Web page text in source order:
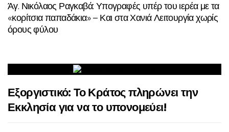
Άγ. Νικόλαος Ραγκαβά: Υπογραφές υπέρ του ιερέα με τα
«κορίτσια παπαδάκια» – Και στα Χανιά Λειτουργία χωρίς
όρους φύλου
Εξοργιστικό: Το Κράτος πληρώνει την
Εκκλησία για να το υπονομεύει!